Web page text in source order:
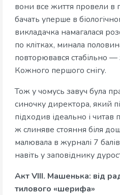
вони все життя провели в
бачать уперше в
викладачка намагалася
по клітках, минала
повторювався стабільно
Кожного першого снігу.
Тож у чомусь завуч була
синочку директора, який
підходив ідеально і читав
ж слиняве стояння біля
малювала в журналі 7
навіть у заповіднику
Акт VIII. Машенька: від
тилового «шерифа»